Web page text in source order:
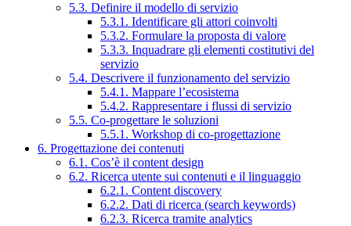
5.3. Definire il modello di servizio
5.3.1. Identificare gli attori coinvolti
5.3.2. Formulare la proposta di valore
5.3.3. Inquadrare gli elementi costitutivi del
servizio
5.4. Descrivere il funzionamento del servizio
5.4.1. Mappare l’ecosistema
5.4.2. Rappresentare i flussi di servizio
5.5. Co-progettare le soluzioni
5.5.1. Workshop di co-progettazione
6. Progettazione dei contenuti
6.1. Cos’è il content design
6.2. Ricerca utente sui contenuti e il linguaggio
6.2.1. Content discovery
6.2.2. Dati di ricerca (search keywords)
6.2.3. Ricerca tramite analytics